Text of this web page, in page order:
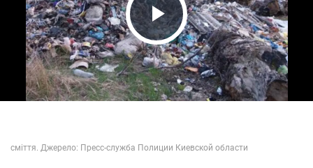
Play Video